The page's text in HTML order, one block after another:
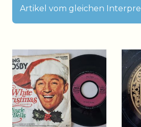
Artikel vom gleichen